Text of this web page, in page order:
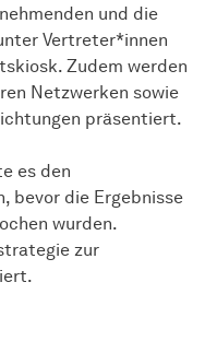
und die
Vertreter*innen
Zudem werden
Netzwerken sowie
präsentiert.
es den
bevor die Ergebnisse
wurden.
zur